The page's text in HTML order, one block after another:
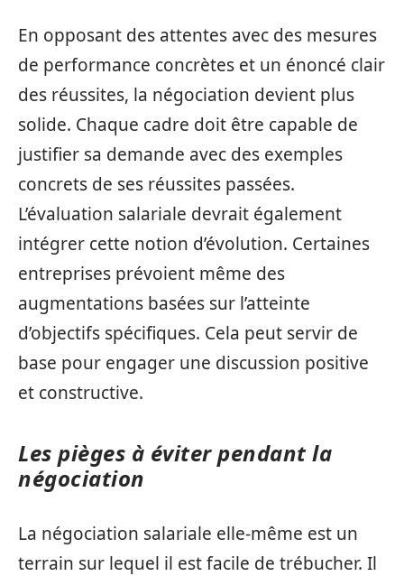
En opposant des attentes avec des mesures
de performance concrètes et un énoncé clair
des réussites, la négociation devient plus
solide. Chaque cadre doit être capable de
justifier sa demande avec des exemples
concrets de ses réussites passées.
L’évaluation salariale devrait également
intégrer cette notion d’évolution. Certaines
entreprises prévoient même des
augmentations basées sur l’atteinte
d’objectifs spécifiques. Cela peut servir de
base pour engager une discussion positive
et constructive.
Les pièges à éviter pendant la
négociation
La négociation salariale elle-même est un
terrain sur lequel il est facile de trébucher. Il